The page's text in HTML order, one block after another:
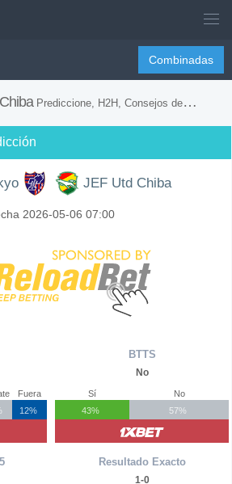
Combinadas
Prediccione, H2H, Consejos de Apuestas y Previsión del Partido
JEF Utd Chiba
2026-05-06 07:00
Fuera
12%
BTTS
No
Sí
43%
No
57%
Resultado Exacto
1-0